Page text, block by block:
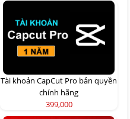
Tài khoản CapCut Pro bản quyền
chính hãng
399,000